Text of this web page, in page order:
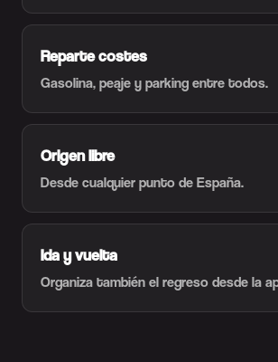
Reparte costes
Gasolina, peaje y parking entre todos.
Origen libre
Desde cualquier punto de España.
Ida y vuelta
Organiza también el regreso desde la